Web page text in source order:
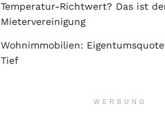
Temperatur-Richtwert? Das ist
Mietervereinigung
Wohnimmobilien:
Tief
WERBUNG